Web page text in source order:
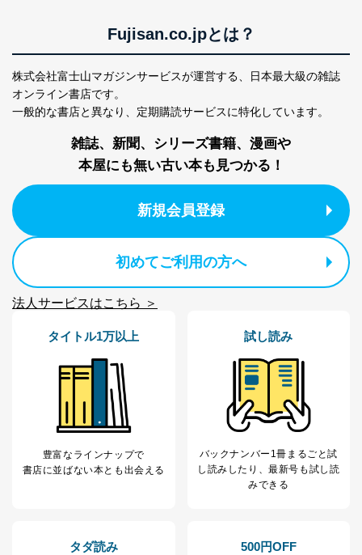
告配信サービス会社
提供先：出版社、出版物発売元、卸売会社、販売
店など商品の供給者、梱包会社、配送会社、新聞
販売店などの梱包・配送・配達会社
４．開示対象個人情報の「開示」「訂正」等の請求につ
いて
当社は、本人から、開示対象個人情報について利用目的
の通知を求められた場合には、遅滞なくこれに応じま
は、本人に遅滞無くその旨を通知するとともに、理由を
本人又は第三者の生命、身体、財産その他の権利利益を
当該事業者の権利又は正当な利益を害するおそれがある
③国の機関又は地方公共団体が法令の定める事務を遂行
用目的を本人に通知し、又は公表することによって当該
事務の遂行に支障を及ぼすおそれがあるとき
④開示対象個人情報の利用目的が明らかな場合
開示対象個人情報については、保有個人データの本人ま
たはその代理人からの利用目的の通知、開示、変更等
（内容の訂正、追加または削除）、利用停止等（「利用
の停止または消去」「第三者への提供の停止」）の求め
す。マイページをご利用いただけない方、その他の方に
Fujisan.co.jpとは？
株式会社富士山マガジンサービスが運営する、
日本最大級の雑誌
オンライン書店です。
一般的な書店と異なり、 定期購読サービスに特化しています。
雑誌、新聞、シリーズ書籍、漫画や
本屋にも無い古い本も見つかる！
新規会員登録
初めてご利用の方へ
法人サービスはこちら ＞
タイトル1万以上
豊富なラインナップで
書店に並ばない本とも出会える
試し読み
バックナンバー1冊まるごと試
し読み したり、最新号も試し読
みできる
タダ読み 500円OFF